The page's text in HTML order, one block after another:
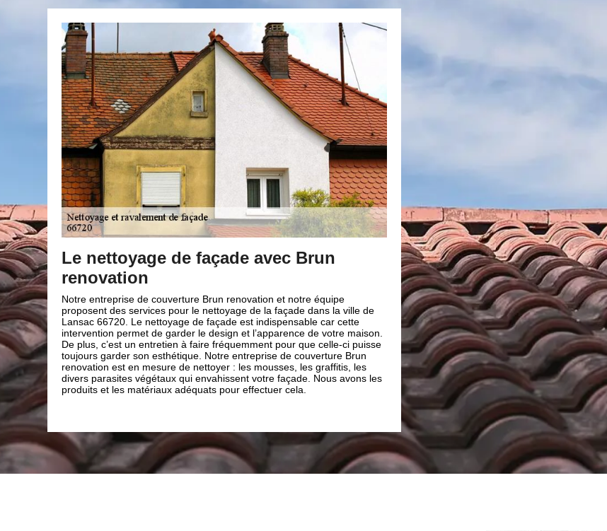
la ville de
cette
maison.
ci puisse
Brun
les
avons les
Engager une entreprise de nettoyage et
ravalement de façade à Lansac
Il est conseillé de nettoyer régulièrement la façade pour sa beauté. De
nos jours, il existe des entreprises spécialisées en nettoyage et
ravalement de façade tel que Brun renovation à Lansac. Cette
entreprise est hautement qualifiée pour vos travaux de façade dans la
66720. Cela est dû à leur nombreuse année d’expérience dans le
domaine de nettoyage et ravalement de façade. Quel que soit l’état de
votre façade, Brun renovation à Lansac sera en mesure d’assurer son
esthétique avec un tarif abordable et faites pour tous les gens du 66720.
Des artisans compétents
travaux de façade
Notre entreprise de couverture Brun
connaissances et qualifications nécessaires
travaux de ravalement de façade et cela quel
façade : en bois, plâtre, en béton. D’ailleurs
disposition des équipes de spécialistes qui
années d’expérience et qui sont aptes à vous
qualité en toutes circonstances. Donc, soyez
à notre entreprise peu importe la superficie de
Après notre intervention, votre façade sera aux
exceptionnel.